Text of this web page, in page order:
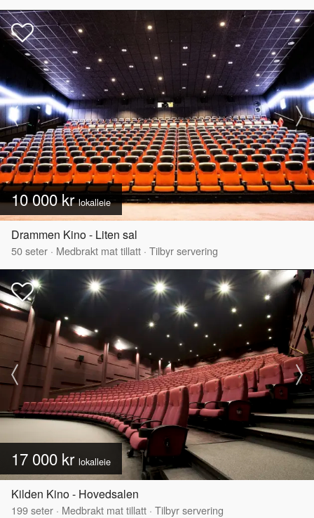
10 000 krlokalleie
Drammen Kino - Liten sal
50seter · Medbrakt mat tillatt · Tilbyr servering
17 000 kr lokalleie
Kilden Kino - Hovedsalen
199seter · Medbrakt mat tillatt · Tilbyr servering